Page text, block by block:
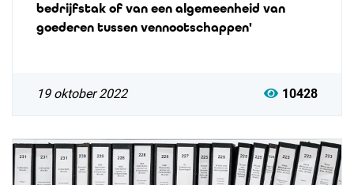
bedrijfstak of van een algemeenheid van
goederen tussen vennootschappen'
19 oktober 2022 10428